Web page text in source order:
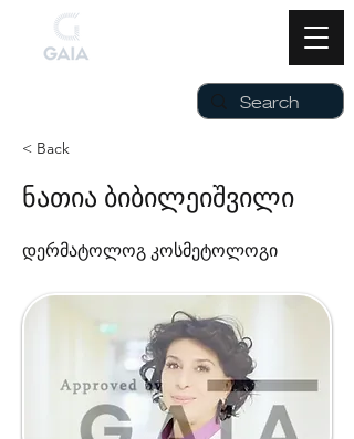
< Back
ნათია ბიბილეიშვილი
დერმატოლოგ კოსმეტოლოგი